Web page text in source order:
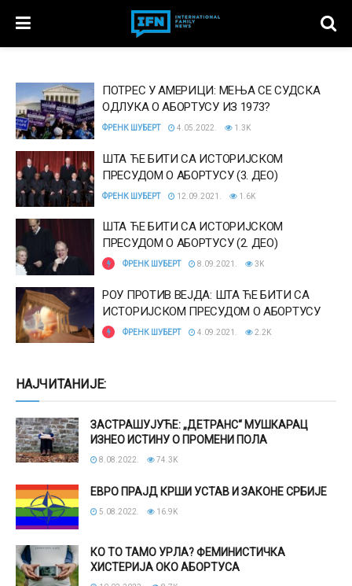
ПОТРЕС У АМЕРИЦИ: МЕЊА СЕ СУДСКА
ОДЛУКА О АБОРТУСУ ИЗ 1973?
ФРЕНК ШУБЕРТ 4.05.2022. 1.3K
ШТА ЋЕ БИТИ СА ИСТОРИЈСКОМ
ПРЕСУДОМ О АБОРТУСУ (3. ДЕО)
ФРЕНК ШУБЕРТ 12.09.2021. 1.6K
ШТА ЋЕ БИТИ СА ИСТОРИЈСКОМ
ПРЕСУДОМ О АБОРТУСУ (2. ДЕО)
ФРЕНК ШУБЕРТ 8.09.2021. 3K
РОУ ПРОТИВ ВЕЈДА: ШТА ЋЕ БИТИ СА
ИСТОРИЈСКОМ ПРЕСУДОМ О АБОРТУСУ
ФРЕНК ШУБЕРТ 4.09.2021. 2.2K
НАЈЧИТАНИЈЕ:
ЗАСТРАШУЈУЋЕ: „ДЕТРАНС“ МУШКАРАЦ
ИЗНЕО ИСТИНУ О ПРОМЕНИ ПОЛА
8.08.2022. 74.3K
ЕВРО ПРАЈД КРШИ УСТАВ И ЗАКОНЕ СРБИЈЕ
5.08.2022. 16.9K
КО ТО ТАМО УРЛА? ФЕМИНИСТИЧКА
ХИСТЕРИЈА ОКО АБОРТУСА